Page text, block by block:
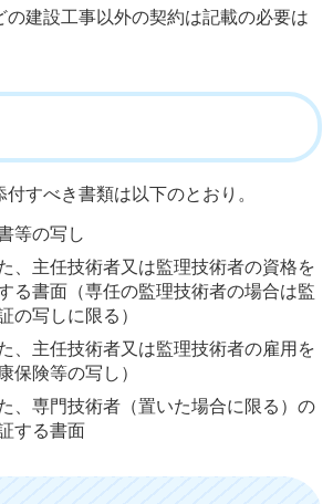
の建設工事以外の契約は記載の必要は
すべき書類は以下のとおり。
等の写し
、主任技術者又は監理技術者の資格を
る書面（専任の監理技術者の場合は監
の写しに限る）
、主任技術者又は監理技術者の雇用を
保険等の写し）
、専門技術者（置いた場合に限る）の
する書面